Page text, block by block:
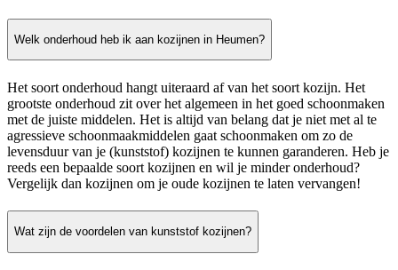
Welk onderhoud heb ik aan kozijnen in Heumen?
Het soort onderhoud hangt uiteraard af van het soort kozijn. Het
grootste onderhoud zit over het algemeen in het goed schoonmaken
met de juiste middelen. Het is altijd van belang dat je niet met al te
agressieve schoonmaakmiddelen gaat schoonmaken om zo de
levensduur van je (kunststof) kozijnen te kunnen garanderen. Heb je
reeds een bepaalde soort kozijnen en wil je minder onderhoud?
Vergelijk dan kozijnen om je oude kozijnen te laten vervangen!
Wat zijn de voordelen van kunststof kozijnen?